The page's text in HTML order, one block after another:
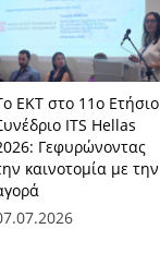
ΕΚΤ στο 11ο Ετήσιο
ITS Hellas
Γεφυρώνοντας
καινοτομία με την